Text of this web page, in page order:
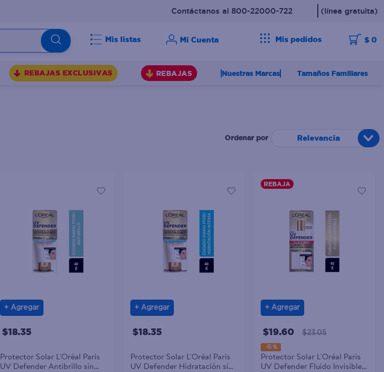
Contáctanos al 800-22000-722 (línea gratuita)
Mis listas Mis pedidos $ 0
REBAJAS EXCLUSIVAS REBAJAS Nuestras Marcas Tamaños Familiares
Relevancia
Agregar
$18.35
Protector Solar L'Oréal Paris
UV Defender Antibrillo sin
Agregar
$18.35
Protector Solar L'Oréal Paris
UV Defender Hidratación sin
REBAJA
Agregar
$23.05
$19.60
-15 %
Protector Solar L'Oréal Paris
UV Defender Fluido Invisible